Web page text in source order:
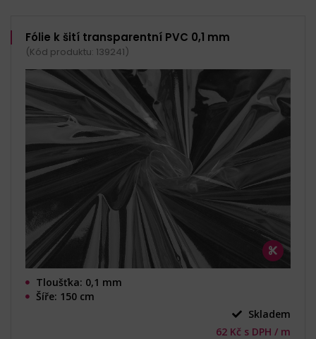
Fólie k šití transparentní PVC 0,1 mm
(Kód produktu: 139241)
Tloušťka: 0,1 mm
Šíře: 150 cm
Skladem
62 Kč s DPH / m